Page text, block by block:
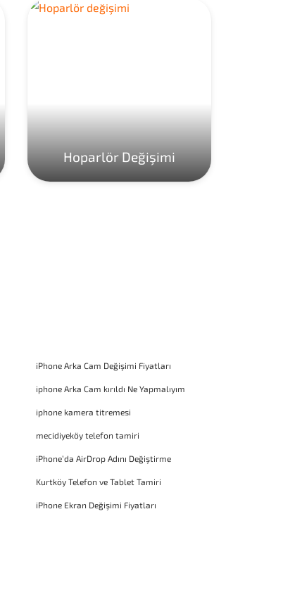
Hoparlör Değişimi
iPhone Arka Cam Değişimi Fiyatları
iphone Arka Cam kırıldı Ne Yapmalıyım
iphone kamera titremesi
mecidiyeköy telefon tamiri
iPhone’da AirDrop Adını Değiştirme
Kurtköy Telefon ve Tablet Tamiri
iPhone Ekran Değişimi Fiyatları